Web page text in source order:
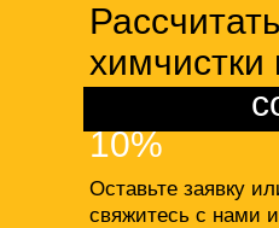
Оставьте заявку
свяжитесь с нами
химчистки
10%